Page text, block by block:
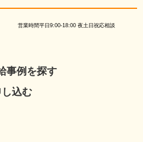
営業時間平日9:00-18:00夜土日祝応相談
事例を探す
込む